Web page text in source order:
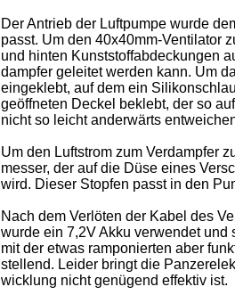
Der Antrieb der Luftpumpe wurde
passt. Um den 40x40mm-Ventilator
und hinten Kunststoffabdeckungen
dampfer geleitet werden kann. Um
eingeklebt, auf dem ein
geöffneten Deckel beklebt, der so
nicht so leicht anderwärts
Um den Luftstrom zum Verdampfer
messer, der auf die Düse eines
wird. Dieser Stopfen passt in den
Nach dem Verlöten der Kabel des
wurde ein 7,2V Akku verwendet
mit der etwas ramponierten aber
stellend. Leider bringt die
wicklung nicht genügend effektiv ist.